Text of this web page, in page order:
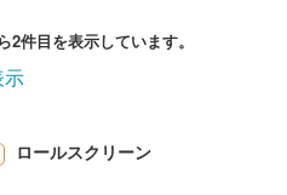
件目を表示しています。
示
ロールスクリーン